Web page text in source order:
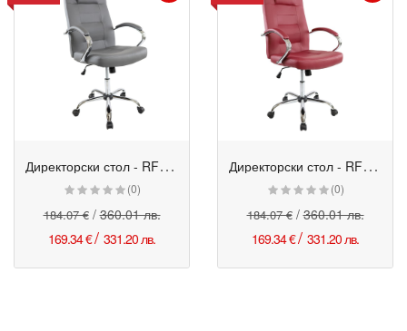
Промо Д
иректорски стол - RFG Slash ECO сив
(0)
184.07 €/360.01 лв.
169.34 €/ 331.20 лв.
Промо Д
иректорски стол - RFG Slash ECO бордо
(0)
184.07 €/360.01 лв.
169.34 €/ 331.20 лв.